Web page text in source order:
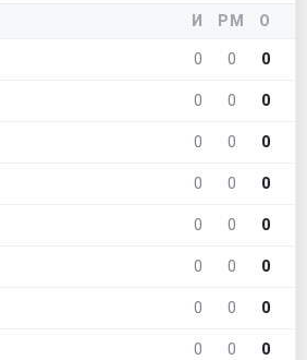
И РМ О
0 0 0
0 0 0
0 0 0
0 0 0
0 0 0
0 0 0
0 0 0
0 0 0